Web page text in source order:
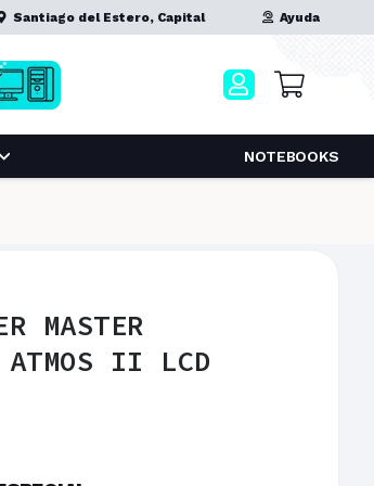
Santiago del Estero, Capital Ayuda
NOTEBOOKS
MASTER
ATMOS II LCD